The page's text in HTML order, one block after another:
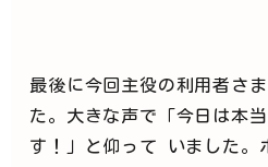
最後に今回主役の利用者さ
た。大きな声で「今日は本
す！」と仰って いました。